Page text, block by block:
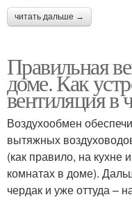
читать дальше →
Правильная
доме. Как
вентиляция в
Воздухообмен
вытяжных
(как правило, на кухне
комнатах в доме).
чердак и уже оттуда –